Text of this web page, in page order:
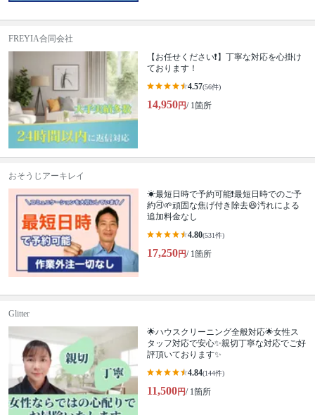
FREYIA合同会社
【お任せください❗️】丁寧な対応を心掛け
ております！
4.57(56件)
14,950円/ 1箇所
おそうじアーキレイ
☀最短日時で予約可能❗最短日時でのご予
約🉑🌱頑固な焦げ付き除去😆汚れによる
追加料金なし
4.80(531件)
17,250円/ 1箇所
Glitter
🌟ハウスクリーニング全般対応🌟女性ス
タッフ対応で安心✨親切丁寧な対応でご好
評頂いております✨
4.84(144件)
11,500円/ 1箇所